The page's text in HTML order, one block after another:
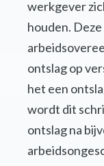
werkgever
houden.
ontslag op
het een
wordt dit
ontslag na